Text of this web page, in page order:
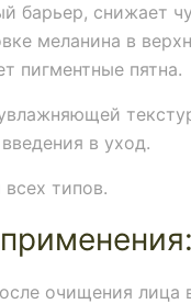
барьер, снижает
меланина в
пигментные пятна.
в уход.
типов.
очищения лица